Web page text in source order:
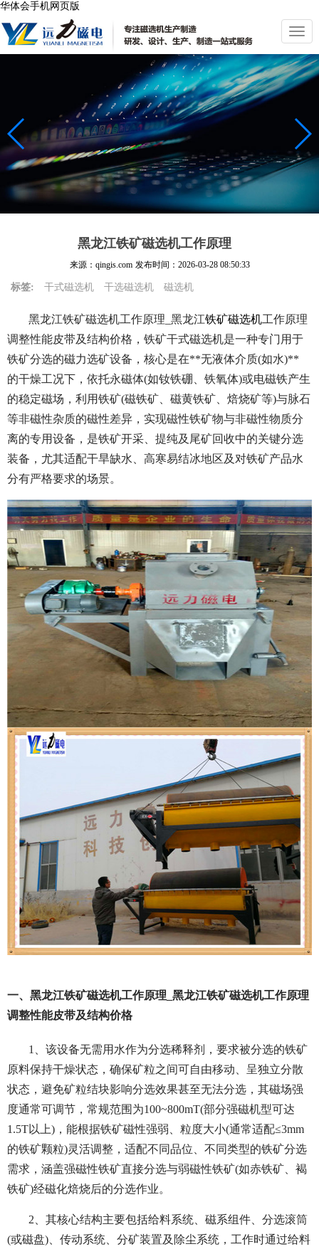
华体会手机网页版
切
换
导
航
黑龙江铁矿磁选机工作原理
来源：qingis.com 发布时间： 2026-03-28 08:50:33
标签: 干式磁选机 干选磁选机 磁选机
黑龙江铁矿磁选机工作原理_黑龙江铁矿磁选机工作原理
调整性能皮带及结构价格，铁矿干式磁选机是一种专门用于
铁矿分选的磁力选矿设备，核心是在**无液体介质(如水)**
的干燥工况下，依托永磁体(如钕铁硼、铁氧体)或电磁铁产生
的稳定磁场，利用铁矿(磁铁矿、磁黄铁矿、焙烧矿等)与脉石
等非磁性杂质的磁性差异，实现磁性铁矿物与非磁性物质分
离的专用设备，是铁矿开采、提纯及尾矿回收中的关键分选
装备，尤其适配干旱缺水、高寒易结冰地区及对铁矿产品水
分有严格要求的场景。
一、黑龙江铁矿磁选机工作原理_黑龙江铁矿磁选机工作原理
调整性能皮带及结构价格
1、该设备无需用水作为分选稀释剂，要求被分选的铁矿
原料保持干燥状态，确保矿粒之间可自由移动、呈独立分散
状态，避免矿粒结块影响分选效果甚至无法分选，其磁场强
度通常可调节，常规范围为100~800mT(部分强磁机型可达
1.5T以上)，能根据铁矿磁性强弱、粒度大小(通常适配≤3mm
的铁矿颗粒)灵活调整，适配不同品位、不同类型的铁矿分选
需求，涵盖强磁性铁矿直接分选与弱磁性铁矿(如赤铁矿、褐
铁矿)经磁化焙烧后的分选作业。
2、其核心结构主要包括给料系统、磁系组件、分选滚筒
(或磁盘)、传动系统、分矿装置及除尘系统，工作时通过给料